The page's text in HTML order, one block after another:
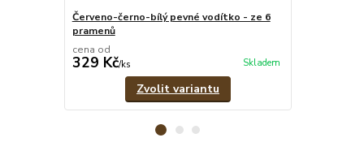
Červeno-černo-bílý pevné vodítko - ze 6
pramenů
cena od
329 Kč/ks Skladem
Zvolit variantu